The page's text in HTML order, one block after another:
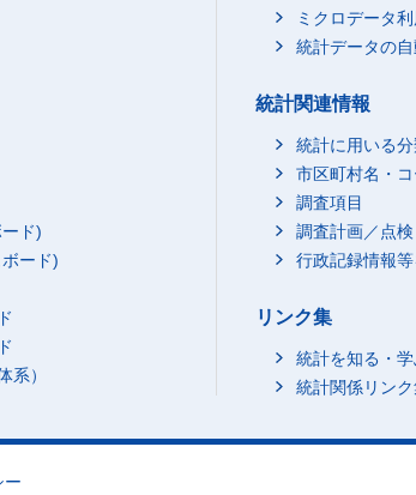
ド)
ード)
系）
ミクロデータ利
統計データの
統計関連情報
統計に用いる
市区町村名・コ
調査項目
調査計画／点
行政記録情報
リンク集
統計を知る・学
統計関係リン
ー